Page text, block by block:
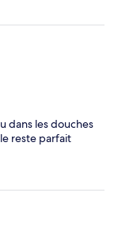
dans les douches
reste parfait